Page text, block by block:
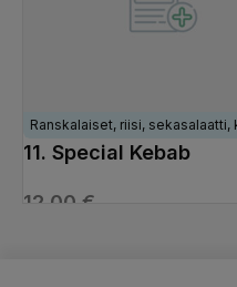
Ranskalaiset, riisi, sekasalaatti,
11. Special Kebab
12,00€